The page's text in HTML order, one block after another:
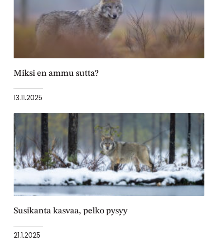
Miksi en ammu sutta?
13.11.2025
Susikanta kasvaa, pelko pysyy
21.1.2025